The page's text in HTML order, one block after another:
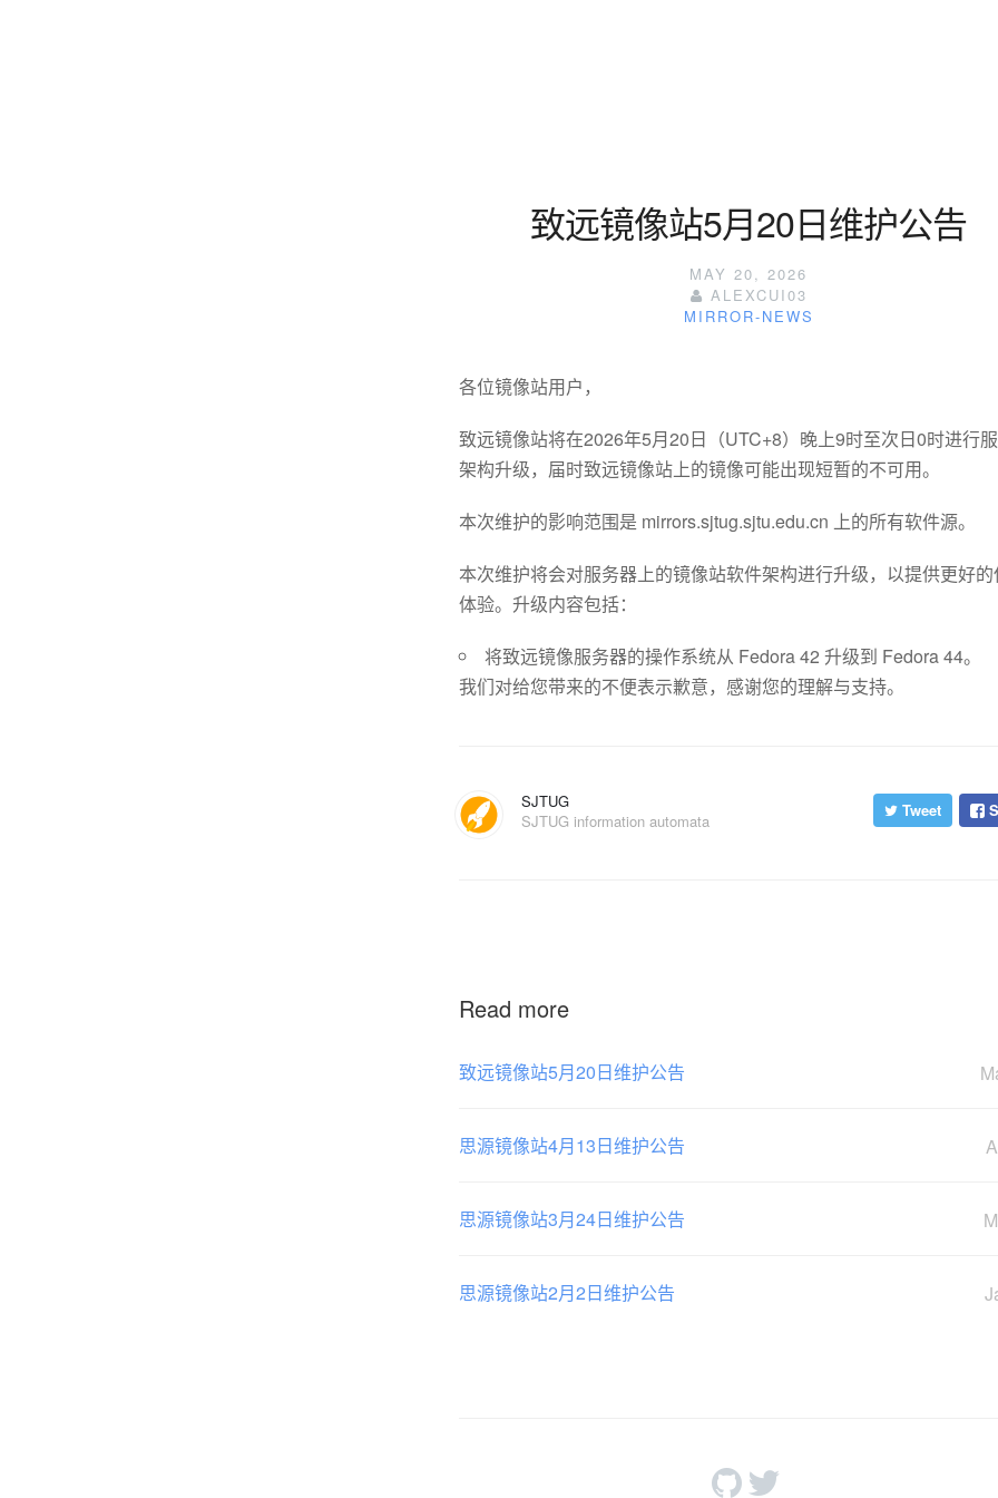
致远镜像站5月20日维护公告
MAY 20, 2026
ALEXCUI03
MIRROR-NEWS
各位镜像站用户，
致远镜像站将在2026年5月20日（UTC+8）晚上9时至次日0时进行
架构升级，届时致远镜像站上的镜像可能出现短暂的不可用。
本次维护的影响范围是 mirrors.sjtug.sjtu.edu.cn 上的所有软件源。
本次维护将会对服务器上的镜像站软件架构进行升级，以提供更好的
体验。升级内容包括：
将致远镜像服务器的操作系统从 Fedora 42 升级到 Fedora 44。
我们对给您带来的不便表示歉意，感谢您的理解与支持。
SJTUG
SJTUG information automata
Tweet
Read more
致远镜像站5月20日维护公告
思源镜像站4月13日维护公告
思源镜像站3月24日维护公告
思源镜像站2月2日维护公告